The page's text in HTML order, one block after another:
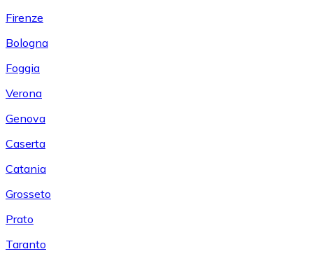
Firenze
Bologna
Foggia
Verona
Genova
Caserta
Catania
Grosseto
Prato
Taranto